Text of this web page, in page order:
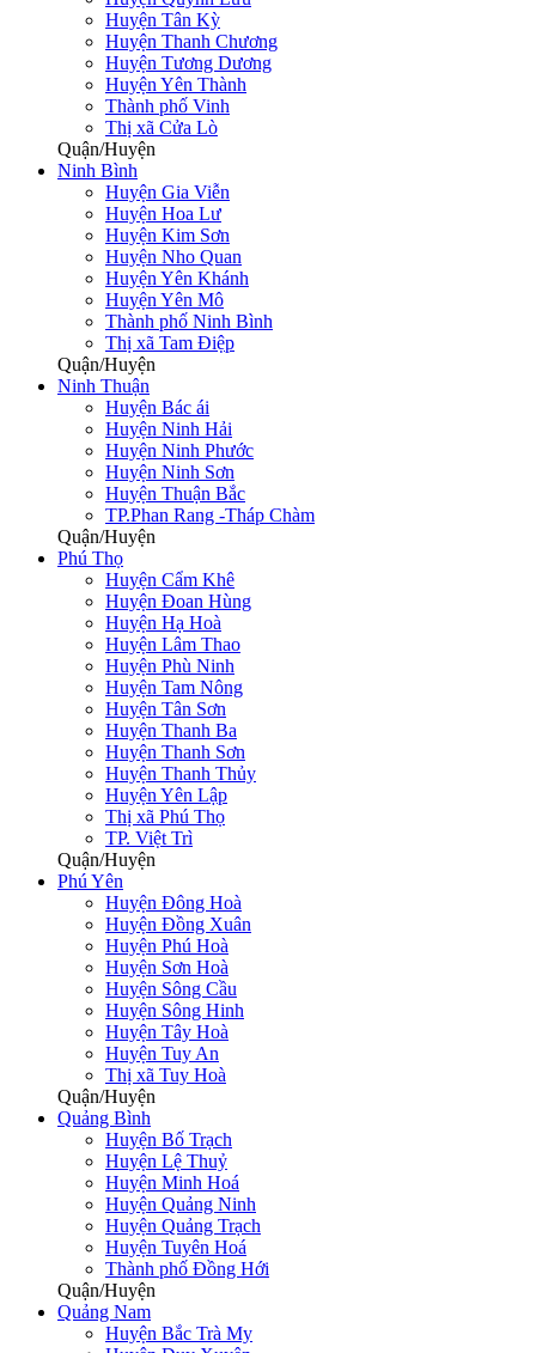
Huyện Tân Kỳ
Huyện Thanh Chương
Huyện Tương Dương
Huyện Yên Thành
Thành phố Vinh
Thị xã Cửa Lò
Quận/Huyện
Ninh Bình
Huyện Gia Viễn
Huyện Hoa Lư
Huyện Kim Sơn
Huyện Nho Quan
Huyện Yên Khánh
Huyện Yên Mô
Thành phố Ninh Bình
Thị xã Tam Điệp
Quận/Huyện
Ninh Thuận
Huyện Bác ái
Huyện Ninh Hải
Huyện Ninh Phước
Huyện Ninh Sơn
Huyện Thuận Bắc
TP.Phan Rang -Tháp Chàm
Quận/Huyện
Phú Thọ
Huyện Cẩm Khê
Huyện Đoan Hùng
Huyện Hạ Hoà
Huyện Lâm Thao
Huyện Phù Ninh
Huyện Tam Nông
Huyện Tân Sơn
Huyện Thanh Ba
Huyện Thanh Sơn
Huyện Thanh Thủy
Huyện Yên Lập
Thị xã Phú Thọ
TP. Việt Trì
Quận/Huyện
Phú Yên
Huyện Đông Hoà
Huyện Đồng Xuân
Huyện Phú Hoà
Huyện Sơn Hoà
Huyện Sông Cầu
Huyện Sông Hinh
Huyện Tây Hoà
Huyện Tuy An
Thị xã Tuy Hoà
Quận/Huyện
Quảng Bình
Huyện Bố Trạch
Huyện Lệ Thuỷ
Huyện Minh Hoá
Huyện Quảng Ninh
Huyện Quảng Trạch
Huyện Tuyên Hoá
Thành phố Đồng Hới
Quận/Huyện
Quảng Nam
Huyện Bắc Trà My